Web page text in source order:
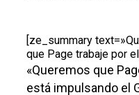
[ze_summary
que Page trabaje por
«Queremos que
está impulsando el